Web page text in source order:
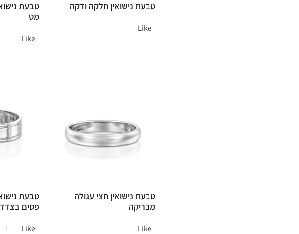
טבעת נישואין חלקה ודקה
Like
טבעת
מט
Like
טבעת נישואין חצי עגולה
מבריקה
Like
טבעת
פסים
Like
1